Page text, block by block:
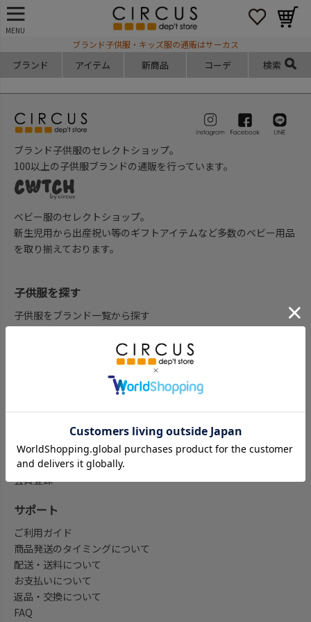
MENU
ブランド子供服・キッズ服の通販はサーカス
ブランド アイテム 新商品 コーデ 検索
ブランド子供服のセレクトショップ。
100以上の子供服ブランドの通販を行っています。
ベビー服のセレクトショップ。
新生児用から出産祝い等のギフトアイテムなど多数のベビー用品
を取り揃えております。
子供服を探す
子供服をブランド一覧から探す
ベビー服ギフト通販のCWTCH
セール
my focus(よみもの)
会員登録/マイページ
会員登録
サポート
ご利用ガイド
商品発送のタイミングについて
配送・送料について
お支払いについて
返品・交換について
FAQ